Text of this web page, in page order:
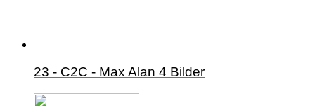
23 - C2C - Max Alan 4 Bilder